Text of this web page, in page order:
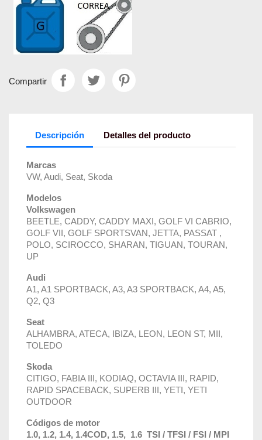
Compartir
Descripción Detalles del producto
Marcas
VW, Audi, Seat, Skoda
Modelos
Volkswagen
BEETLE, CADDY, CADDY MAXI, GOLF VI CABRIO,
GOLF VII, GOLF SPORTSVAN, JETTA, PASSAT ,
POLO, SCIROCCO, SHARAN, TIGUAN, TOURAN,
UP
Audi
A1, A1 SPORTBACK, A3, A3 SPORTBACK, A4, A5,
Q2, Q3
Seat
ALHAMBRA, ATECA, IBIZA, LEON, LEON ST, MII,
TOLEDO
Skoda
CITIGO, FABIA III, KODIAQ, OCTAVIA III, RAPID,
RAPID SPACEBACK, SUPERB III, YETI, YETI
OUTDOOR
Códigos de motor
1.0, 1.2, 1.4, 1.4COD, 1.5, 1.6 TSI / TFSI / FSI / MPI